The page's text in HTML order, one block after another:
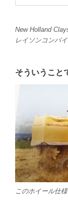
New Holland
レイソンコンバ
そういうこと
このホイール仕